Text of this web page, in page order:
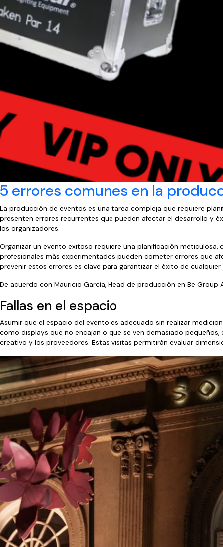
5 errores comunes en la
La producción de eventos es una tarea compleja que requiere
presenten errores recurrentes que pueden afectar el desarrollo y
los organizadores.
Organizar un evento exitoso requiere una planificación
profesionales más experimentados pueden cometer errores que
prevenir estos errores es clave para garantizar el éxito de
De acuerdo con Mauricio García, Head de producción en Be
Fallas en el espacio
Asumir que el espacio del evento es adecuado sin realizar
como displays que no encajan o que se ven demasiado
creativo y los proveedores. Estas visitas permitirán evaluar